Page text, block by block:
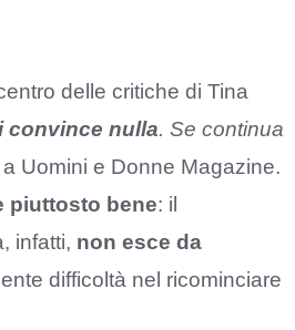
delle critiche di Tina
convince nulla. Se continua
Uomini e Donne Magazine.
piuttosto bene: il
infatti, non esce da
difficoltà nel ricominciare